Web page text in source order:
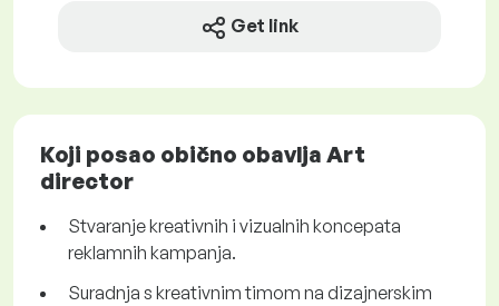
Get link
Koji posao obično obavlja Art
director
Stvaranje kreativnih i vizualnih koncepata
reklamnih kampanja.
Suradnja s kreativnim timom na dizajnerskim